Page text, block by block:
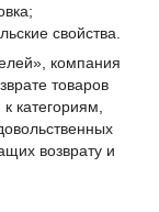
свойства.
компания
товаров
категориям,
возврату и